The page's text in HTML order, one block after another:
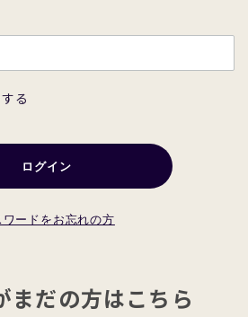
る
ワードをお忘れの方
まだの方はこちら